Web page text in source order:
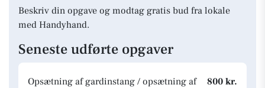
Beskriv din opgave og modtag gratis bud fra lokale
med Handyhand.
Seneste udførte opgaver
Opsætning af gardinstang / opsætning af
800 kr.